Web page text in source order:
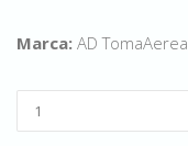
Marca: AD TomaAerea